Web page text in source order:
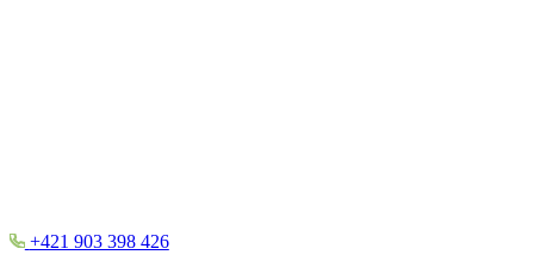
+421 903 398 426